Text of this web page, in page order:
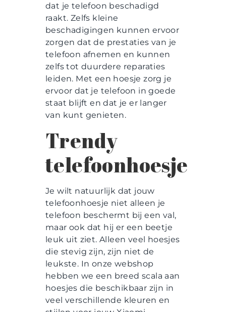
dat je telefoon beschadigd
raakt. Zelfs kleine
beschadigingen kunnen ervoor
zorgen dat de prestaties van je
telefoon afnemen en kunnen
zelfs tot duurdere reparaties
leiden. Met een hoesje zorg je
ervoor dat je telefoon in goede
staat blijft en dat je er langer
van kunt genieten.
Trendy
telefoonhoesje
Je wilt natuurlijk dat jouw
telefoonhoesje niet alleen je
telefoon beschermt bij een val,
maar ook dat hij er een beetje
leuk uit ziet. Alleen veel hoesjes
die stevig zijn, zijn niet de
leukste. In onze webshop
hebben we een breed scala aan
hoesjes die beschikbaar zijn in
veel verschillende kleuren en